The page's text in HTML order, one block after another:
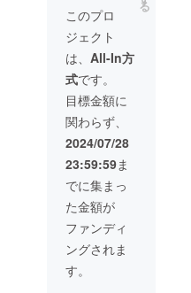
50g 1
本 ③
リッチ
オイ
ル
30ml
1本 通
常
10,100
円
→
8,000円
る
このプロ
ジェクト
は、 All-In方
式です。
目標金額に
関わらず、
2024/07/28
23:59:59ま
でに集まっ
た金額が
ファンディ
ングされま
す。